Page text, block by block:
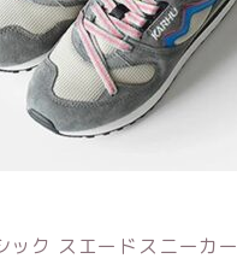
ック スエードスニーカー